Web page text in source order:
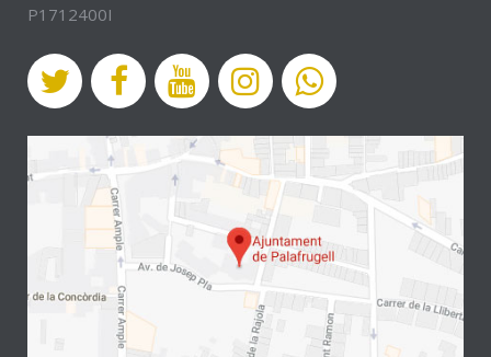
P1712400I